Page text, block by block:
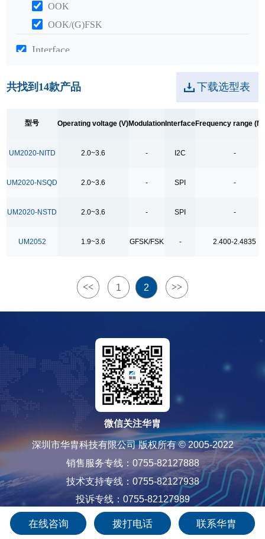
OOK
OOK/(G)FSK
Interface
SPI
2.400-2.4835
200~960
-20~18
TX current(mA)@6dBm
12mA OOK
Frequency range(KHz)
30~300
Data rate(kbps)
0.5~40 OOK
0.5~40 OOK , 0.5~500 (G)FSK
0.5~40 OOK，0.1~500 (G)FSK
1~8
TX/RX
共找到 14款产品 下载选型表
型号 Operating voltage (V)ModulationInterfaceFrequency range
UM2020-NITD 2.0~3.6 - I2C -
UM2020-NSQD 2.0~3.6 - SPI -
UM2020-NSTD 2.0~3.6 - SPI -
UM2052 1.9~3.6 GFSK/FSK - 2.400-2.4835
<< 1 2 >>
微信关注华胄
深圳市华胄科技有限公司 版权所有 © 2005-2022
销售服务专线：0755-82127888
技术支持专线：0755-82127938
投诉专线：0755-82127989
粤ICP备12085565号-1
在线咨询 拨打电话 联系华胄